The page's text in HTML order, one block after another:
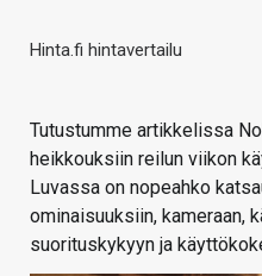
Hinta.fi hintavertailu
Tutustumme artikkelissa
heikkouksiin reilun viikon
Luvassa on nopeahko
ominaisuuksiin, kameraan,
suorituskykyyn ja